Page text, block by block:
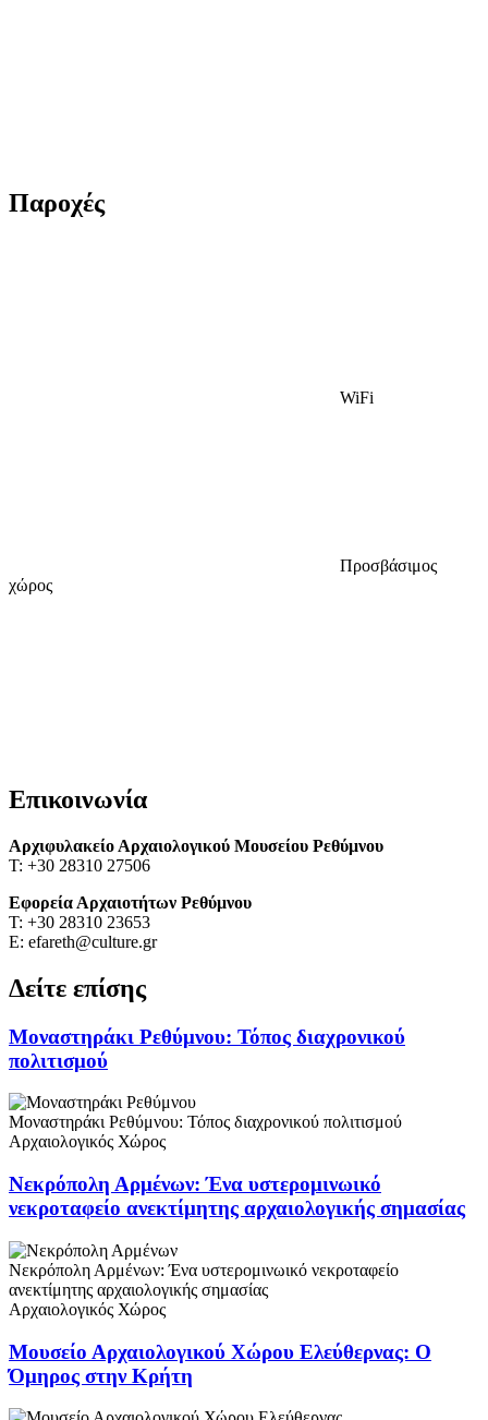
Παροχές
WiFi
Προσβάσιμος
χώρος
Επικοινωνία
Αρχιφυλακείο Αρχαιολογικού Μουσείου Ρεθύμνου
Τ: +30 28310 27506
Εφορεία Αρχαιοτήτων Ρεθύμνου
Τ: +30 28310 23653
Ε: efareth@culture.gr
Δείτε επίσης
Μοναστηράκι Ρεθύμνου: Τόπος διαχρονικού
πολιτισμού
Μοναστηράκι Ρεθύμνου: Τόπος διαχρονικού πολιτισμού
Αρχαιολογικός Χώρος
Νεκρόπολη Αρμένων: Ένα υστερομινωικό
νεκροταφείο ανεκτίμητης αρχαιολογικής σημασίας
Νεκρόπολη Αρμένων: Ένα υστερομινωικό νεκροταφείο
ανεκτίμητης αρχαιολογικής σημασίας
Αρχαιολογικός Χώρος
Μουσείο Αρχαιολογικού Χώρου Ελεύθερνας: Ο
Όμηρος στην Κρήτη